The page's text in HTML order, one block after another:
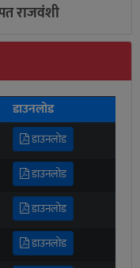
राजवंशी
डाउनलोड
डाउनलोड
डाउनलोड
डाउनलोड
डाउनलोड